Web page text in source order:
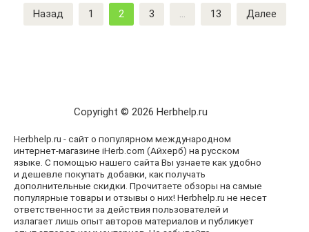
Пагинация
записей
Назад 1 2 3 … 13 Далее
Copyright © 2026 Herbhelp.ru
Herbhelp.ru - сайт о популярном международном
интернет-магазине iHerb.com (Айхерб) на русском
языке. С помощью нашего сайта Вы узнаете как удобно
и дешевле покупать добавки, как получать
дополнительные скидки. Прочитаете обзоры на самые
популярные товары и отзывы о них! Herbhelp.ru не несет
ответственности за действия пользователей и
излагает лишь опыт авторов материалов и публикует